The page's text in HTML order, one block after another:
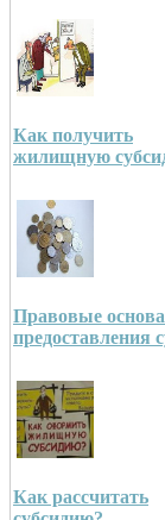
Как получить
жилищную
Правовые
предоставления
Как рассчитать